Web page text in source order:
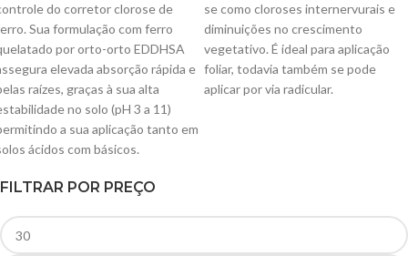
FILTRAR POR PREÇO
do corretor clorose de
Sua formulação com ferro
por orto-orto EDDHSA
elevada absorção rápida e
raízes, graças à sua alta
no solo (pH 3 a 11)
a sua aplicação tanto em
ácidos com básicos.
se como cloroses internervurais e
diminuições no crescimento
vegetativo. É ideal para aplicação
foliar, todavia também se pode
aplicar por via radicular.